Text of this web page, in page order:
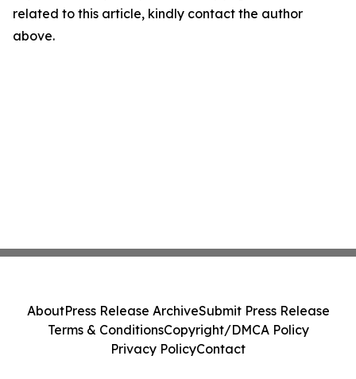
related to this article, kindly contact the author
above.
AboutPress Release ArchiveSubmit Press Release
Terms & ConditionsCopyright/DMCA Policy
Privacy PolicyContact